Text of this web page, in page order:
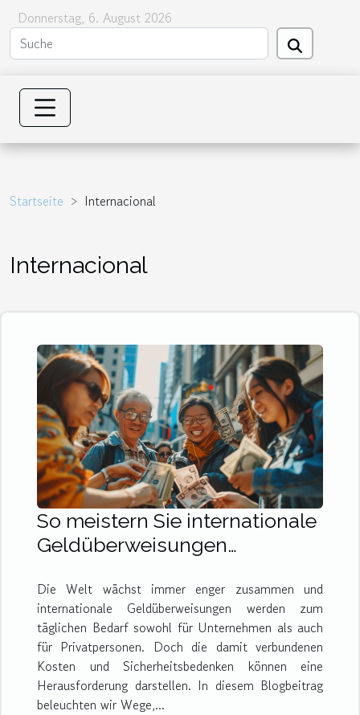
Donnerstag, 6. August 2026
Startseite Internacional
Internacional
So meistern Sie internationale
Geldüberweisungen
Optionen für globale
Transaktionen
Die Welt wächst immer enger zusammen und
internationale Geldüberweisungen werden zum
täglichen Bedarf sowohl für Unternehmen als auch
für Privatpersonen. Doch die damit verbundenen
Kosten und Sicherheitsbedenken können eine
Herausforderung darstellen. In diesem Blogbeitrag
beleuchten wir Wege,...